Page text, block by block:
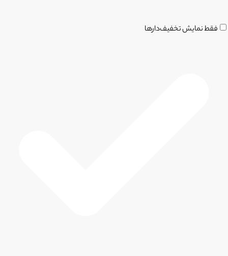
فقط نمایش تخفیف‌دارها